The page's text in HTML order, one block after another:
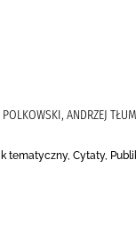
ANDRZEJ
tematyczny, Cytaty,